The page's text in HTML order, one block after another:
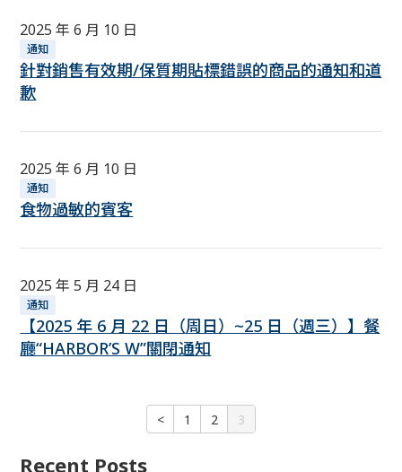
2025 年 6 月 10 日
通知
針對銷售有效期/保質期貼標錯誤的商品的通知和道
歉
2025 年 6 月 10 日
通知
食物過敏的賓客
2025 年 5 月 24 日
通知
【2025 年 6 月 22 日（周日）~25 日（週三）】餐
廳“HARBOR’S W”關閉通知
< 1 2 3
Recent Posts